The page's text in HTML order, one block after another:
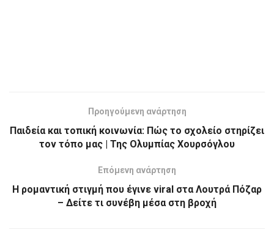
Προηγούμενη ανάρτηση
Παιδεία και τοπική κοινωνία: Πώς το σχολείο στηρίζει
τον τόπο μας | Της Ολυμπίας Χουρσόγλου
Επόμενη ανάρτηση
Η ρομαντική στιγμή που έγινε viral στα Λουτρά Πόζαρ
– Δείτε τι συνέβη μέσα στη βροχή